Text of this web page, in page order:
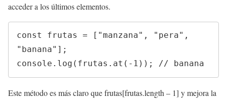
acceder a los últimos elementos.
const frutas = ["manzana", "pera",
"banana"];
console.log(frutas.at(-1)); // banana
Este método es más claro que frutas[frutas.length – 1] y mejora la